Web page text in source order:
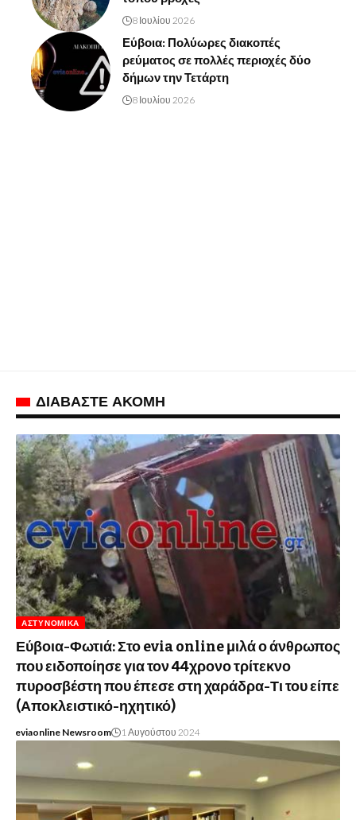
8 Ιουλίου 2026
Εύβοια: Πολύωρες διακοπές
ρεύματος σε πολλές περιοχές δύο
δήμων την Τετάρτη
8 Ιουλίου 2026
ΔΙΑΒΑΣΤΕ ΑΚΟΜΗ
ΑΣΤΥΝΟΜΙΚΆ
Εύβοια-Φωτιά: Στο evia online μιλά ο άνθρωπος
που ειδοποίησε για τον 44χρονο τρίτεκνο
πυροσβέστη που έπεσε στη χαράδρα-Τι του είπε
(Αποκλειστικό-ηχητικό)
eviaonline Newsroom 1 Αυγούστου 2024